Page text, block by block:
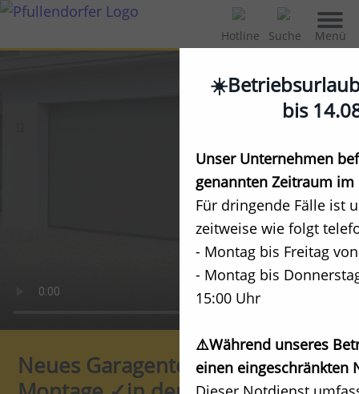
Hotline Suche Menü
Neues Garagentor kaufen ✓mit
bis
Unser Unternehmen
genannten Zeitraum
Für dringende Fälle ist
zeitweise wie folgt
- Montag bis Freitag
- Montag bis
15:00 Uhr
⚠️Während unseres
einen eingeschränkten